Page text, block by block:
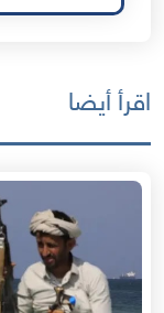
اقرأ أيضا